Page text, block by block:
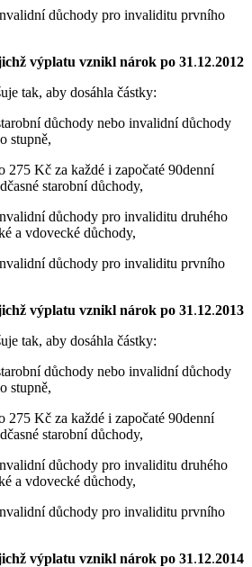
důchody pro invaliditu prvního
výplatu vznikl nárok po 31.12.2012
tak, aby dosáhla částky:
důchody nebo invalidní důchody
stupně,
275 Kč za každé i započaté 90denní
starobní důchody,
důchody pro invaliditu druhého
a vdovecké důchody,
důchody pro invaliditu prvního
výplatu vznikl nárok po 31.12.2013
tak, aby dosáhla částky:
důchody nebo invalidní důchody
stupně,
275 Kč za každé i započaté 90denní
starobní důchody,
důchody pro invaliditu druhého
a vdovecké důchody,
důchody pro invaliditu prvního
výplatu vznikl nárok po 31.12.2014